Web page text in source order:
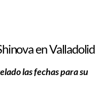
en Valladolid
las fechas para su